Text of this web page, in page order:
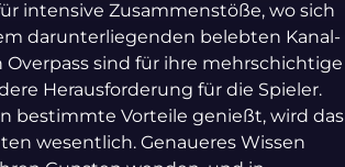
intensive Zusammenstöße, wo sich
darunterliegenden belebten Kanal-
sind für ihre mehrschichtige
Herausforderung für die Spieler.
bestimmte Vorteile genießt, wird das
wesentlich. Genaueres Wissen